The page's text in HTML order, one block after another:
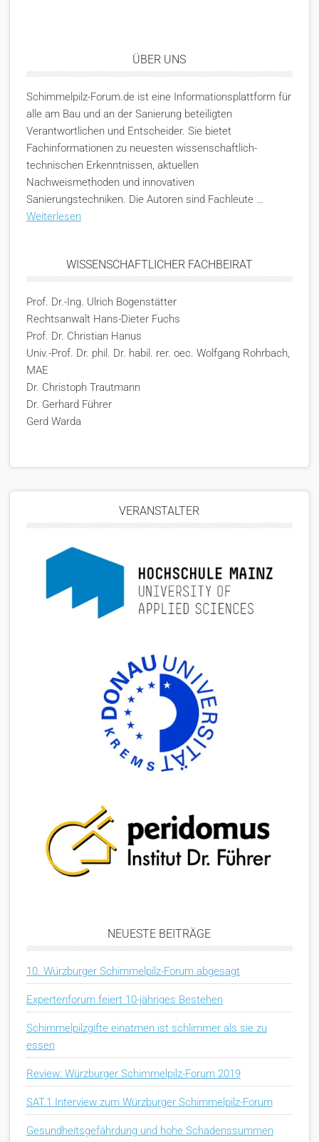
ÜBER UNS
Schimmelpilz-Forum.de ist eine Informationsplattform für
alle am Bau und an der Sanierung beteiligten
Verantwortlichen und Entscheider. Sie bietet
Fachinformationen zu neuesten wissenschaftlich-
technischen Erkenntnissen, aktuellen
Nachweismethoden und innovativen
Sanierungstechniken. Die Autoren sind Fachleute …
Weiterlesen
WISSENSCHAFTLICHER FACHBEIRAT
Prof. Dr.-Ing. Ulrich Bogenstätter
Rechtsanwalt Hans-Dieter Fuchs
Prof. Dr. Christian Hanus
Univ.-Prof. Dr. phil. Dr. habil. rer. oec. Wolfgang Rohrbach,
MAE
Dr. Christoph Trautmann
Dr. Gerhard Führer
Gerd Warda
VERANSTALTER
NEUESTE BEITRÄGE
10. Würzburger Schimmelpilz-Forum abgesagt
Expertenforum feiert 10-jähriges Bestehen
Schimmelpilzgifte einatmen ist schlimmer als sie zu
essen
Review: Würzburger Schimmelpilz-Forum 2019
SAT.1 Interview zum Würzburger Schimmelpilz-Forum
Gesundheitsgefährdung und hohe Schadenssummen